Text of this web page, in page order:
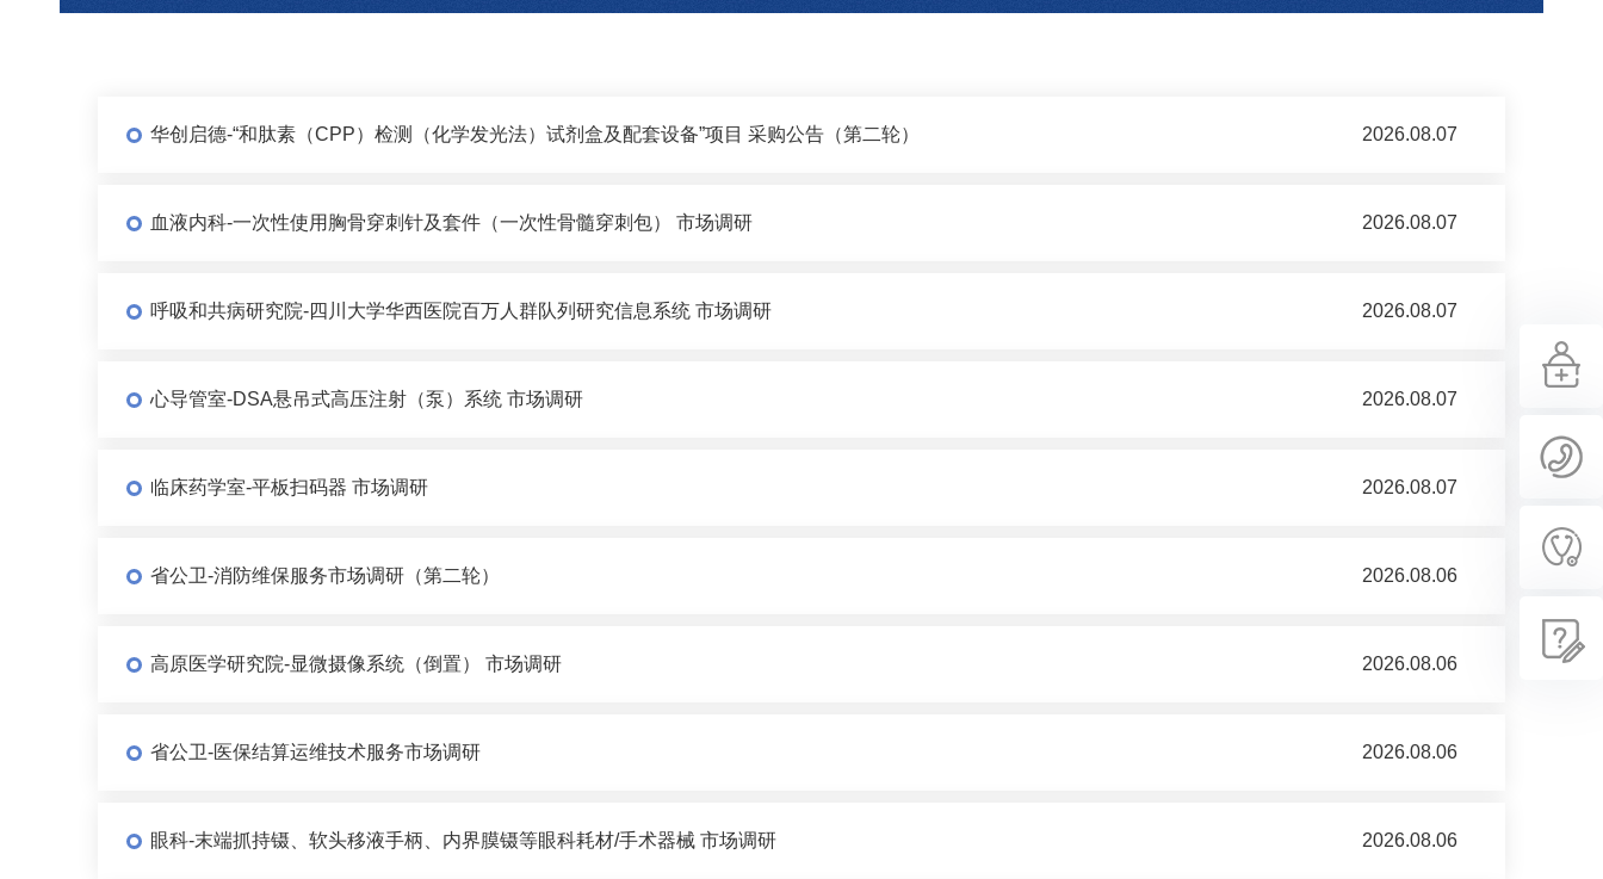
华创启德-“和肽素（CPP）检测（化学发光法）试剂盒及配套设备”项目 采购公告（第二轮） 2026.08.07
血液内科-一次性使用胸骨穿刺针及套件（一次性骨髓穿刺包） 市场调研 2026.08.07
呼吸和共病研究院-四川大学华西医院百万人群队列研究信息系统 市场调研 2026.08.07
心导管室-DSA悬吊式高压注射（泵）系统 市场调研 2026.08.07
临床药学室-平板扫码器 市场调研 2026.08.07
省公卫-消防维保服务市场调研（第二轮） 2026.08.06
高原医学研究院-显微摄像系统（倒置） 市场调研 2026.08.06
省公卫-医保结算运维技术服务市场调研 2026.08.06
眼科-末端抓持镊、软头移液手柄、内界膜镊等眼科耗材/手术器械 市场调研 2026.08.06